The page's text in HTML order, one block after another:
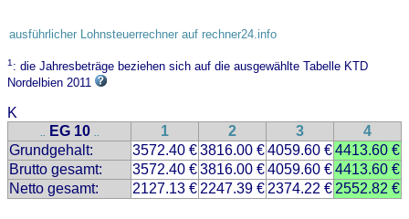
ausführlicher Lohnsteuerrechner auf rechner24.info
1: die Jahresbeträge beziehen sich auf die ausgewählte Tabelle KTD
Nordelbien 2011
K
.. EG 10 .. 1 2 3
4
Grundgehalt:
3572.40 €3816.00 €4059.60 €4413.60 €
Brutto gesamt:
3572.40 €3816.00 €4059.60 €4413.60 €
Netto gesamt:
2127.13 € 2247.39 € 2374.22 € 2552.82 €